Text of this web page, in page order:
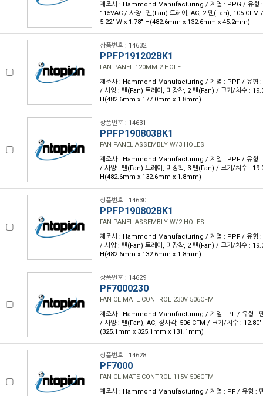
제조사 : Hammond Manufacturing / 계열 : PPG / 유형 :
115VAC / 사양 : 팬(Fan) 트레이, AC, 2 팬(Fan), 105 CFM
5.22" W x 1.78" H(482.6mm x 132.6mm x 45.2mm)
상품번호 : 14632
PPFP191202BK1
FAN PANEL 120MM 2 HOLE
제조사 : Hammond Manufacturing / 계열 : PPF / 유형 :
/ 사양 : 팬(Fan) 트레이, 미장착, 2 팬(Fan) / 크기/치수 :
H(482.6mm x 177.0mm x 1.8mm)
상품번호 : 14631
PPFP190803BK1
FAN PANEL ASSEMBLY W/3 HOLES
제조사 : Hammond Manufacturing / 계열 : PPF / 유형 :
/ 사양 : 팬(Fan) 트레이, 미장착, 3 팬(Fan) / 크기/치수 :
H(482.6mm x 132.6mm x 1.8mm)
상품번호 : 14630
PPFP190802BK1
FAN PANEL ASSEMBLY W/2 HOLES
제조사 : Hammond Manufacturing / 계열 : PPF / 유형 :
/ 사양 : 팬(Fan) 트레이, 미장착, 2 팬(Fan) / 크기/치수 :
H(482.6mm x 132.6mm x 1.8mm)
상품번호 : 14629
PF7000230
FAN CLIMATE CONTROL 230V 506CFM
제조사 : Hammond Manufacturing / 계열 : PF / 유형 :
/ 사양 : 팬(Fan), AC, 정사각, 506 CFM / 크기/치수 :
(325.1mm x 325.1mm x 131.1mm)
상품번호 : 14628
PF7000
FAN CLIMATE CONTROL 115V 506CFM
제조사 : Hammond Manufacturing / 계열 : PF / 유형 :